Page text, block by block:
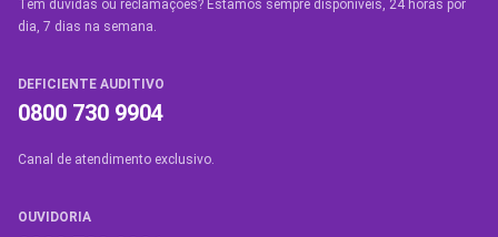
Tem dúvidas ou reclamações? Estamos sempre disponíveis, 24 horas por
dia, 7 dias na semana.
DEFICIENTE AUDITIVO
0800 730 9904
Canal de atendimento exclusivo.
OUVIDORIA